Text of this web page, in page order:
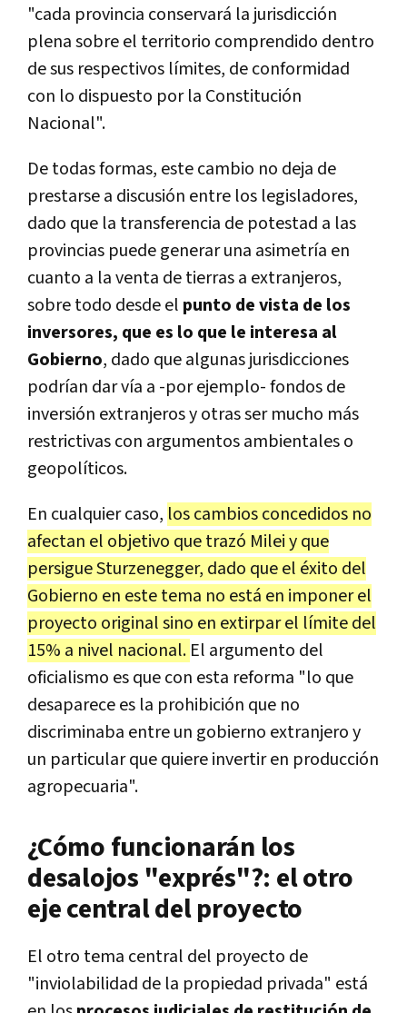
"cada provincia conservará la jurisdicción
plena sobre el territorio comprendido dentro
de sus respectivos límites, de conformidad
con lo dispuesto por la Constitución
Nacional".
De todas formas, este cambio no deja de
prestarse a discusión entre los legisladores,
dado que la transferencia de potestad a las
provincias puede generar una asimetría en
cuanto a la venta de tierras a extranjeros,
sobre todo desde el punto de vista de los
inversores, que es lo que le interesa al
Gobierno, dado que algunas jurisdicciones
podrían dar vía a -por ejemplo- fondos de
inversión extranjeros y otras ser mucho más
restrictivas con argumentos ambientales o
geopolíticos.
En cualquier caso, los cambios concedidos no
afectan el objetivo que trazó Milei y que
persigue Sturzenegger, dado que el éxito del
Gobierno en este tema no está en imponer el
proyecto original sino en extirpar el límite del
15% a nivel nacional. El argumento del
oficialismo es que con esta reforma "lo que
desaparece es la prohibición que no
discriminaba entre un gobierno extranjero y
un particular que quiere invertir en producción
agropecuaria".
¿Cómo funcionarán los
desalojos "exprés"?: el otro
eje central del proyecto
El otro tema central del proyecto de
"inviolabilidad de la propiedad privada" está